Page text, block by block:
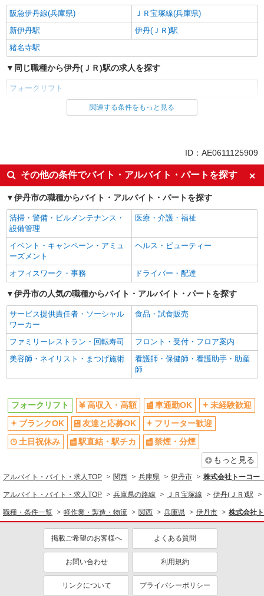
阪急伊丹線(兵庫県)
ＪＲ宝塚線(兵庫県)
新伊丹駅
伊丹(ＪＲ)駅
猪名寺駅
同じ職種から伊丹(ＪＲ)駅の求人を探す
フォークリフト
同じ雇用形態から伊丹(ＪＲ)駅の求人を探す
高収入・高額
車通勤OK
未経験歓迎
ブランクOK
友達と応募OK
フリーター歓迎
土日祝休み
駅直結・駅チカ
禁煙・分煙
ミドル（40代～）活躍中
エルダー（50代～）活躍中
交通費支給
社会保険あり
同じ職種から求人を探す
軽作業・製造・物流
フォークリフト
同じ特徴から求人を探す
未経験歓迎
交通費支給
社会保険あり
関連する条件をもっと見る
ID：AE0611125909
その他の条件でバイト・アルバイト・パートを探す
伊丹市の職種からバイト・アルバイト・パートを探す
清掃・警備・ビルメンテナンス・
設備管理
医療・介護・福祉
イベント・キャンペーン・アミュ
ーズメント
ヘルス・ビューティー
オフィスワーク・事務 ドライバー・配達
伊丹市の人気の職種からバイト・アルバイト・パートを探す
サービス提供責任者・ソーシャル
ワーカー
食品・試食販売
ファミリーレストラン・回転寿司
フロント・受付・フロア案内
美容師・ネイリスト・まつげ施術
看護師・保健師・看護助手・助産
師
フォークリフト 高収入・高額 車通勤OK
未経験歓迎
ブランクOK
友達と応募OK
フリーター歓迎
土日祝休み
駅直結・駅チカ
禁煙・分煙
もっと見る
アルバイト・バイト・求人TOP 関西 兵庫県 伊丹市 株式会社トーコ
アルバイト・バイト・求人TOP 兵庫県の路線 ＪＲ宝塚線 伊丹(ＪＲ)駅
職種・条件一覧 軽作業・製造・物流 関西 兵庫県 伊丹市 株式会社
掲載ご希望のお客様へ よくある質問
お問い合わせ 利用規約
リンクについて プライバシーポリシー